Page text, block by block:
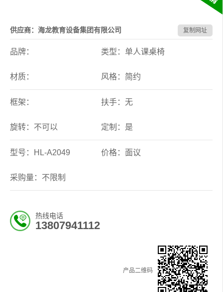
供应商：海龙教育设备集团有限公司 复制网址
品牌： 类型：单人课桌椅
材质： 风格：简约
框架： 扶手：无
旋转：不可以 定制：是
型号：HL-A2049 价格：面议
采购量：不限制
热线电话
13807941112
产品二维码